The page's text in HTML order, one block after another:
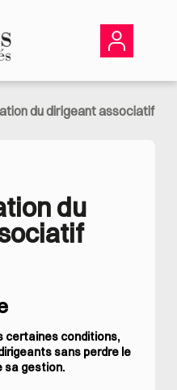
du dirigeant associatif
du
certaines conditions,
sans perdre le
sa gestion.